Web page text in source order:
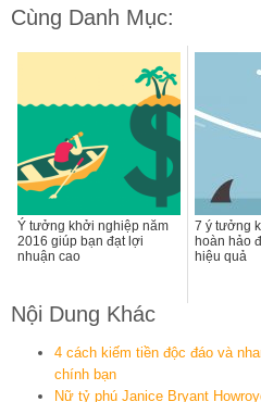
Cùng Danh Mục:
Ý tưởng khởi nghiệp năm
2016 giúp bạn đạt lợi
nhuận cao
7 ý tưởng
hoàn hảo
hiệu quả
Nội Dung Khác
4 cách kiếm tiền độc đáo và
chính bạn
Nữ tỷ phú Janice Bryant